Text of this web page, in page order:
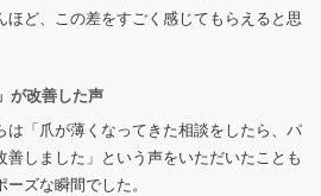
ど、この差をすごく感じてもらえると思
が改善した声
は「爪が薄くなってきた相談をしたら、パ
しました」という声をいただいたことも
ズな瞬間でした。